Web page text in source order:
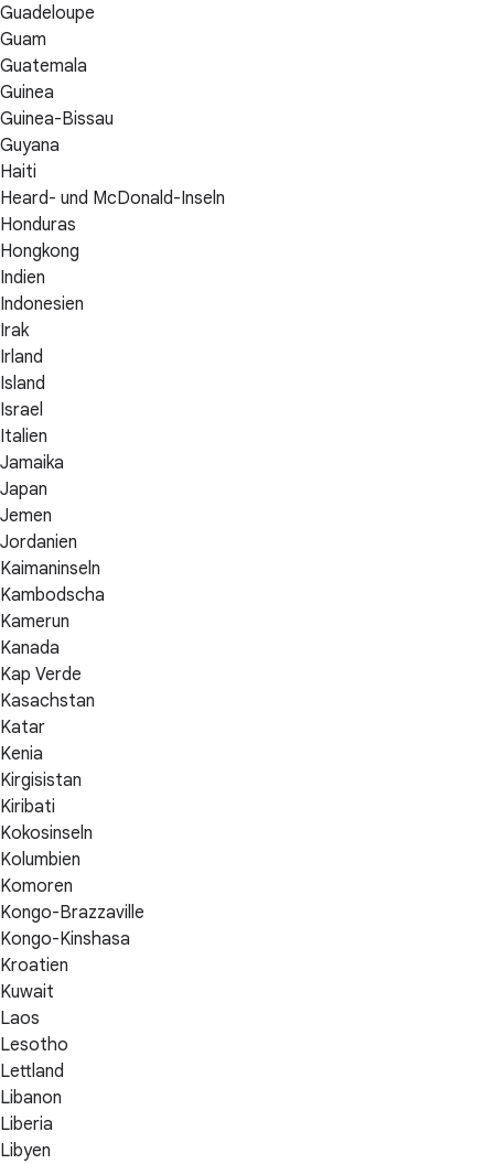
Guadeloupe
Guam
Guatemala
Guinea
Guinea-Bissau
Guyana
Haiti
Heard- und McDonald-Inseln
Honduras
Hongkong
Indien
Indonesien
Irak
Irland
Island
Israel
Italien
Jamaika
Japan
Jemen
Jordanien
Kaimaninseln
Kambodscha
Kamerun
Kanada
Kap Verde
Kasachstan
Katar
Kenia
Kirgisistan
Kiribati
Kokosinseln
Kolumbien
Komoren
Kongo-Brazzaville
Kongo-Kinshasa
Kroatien
Kuwait
Laos
Lesotho
Lettland
Libanon
Liberia
Libyen